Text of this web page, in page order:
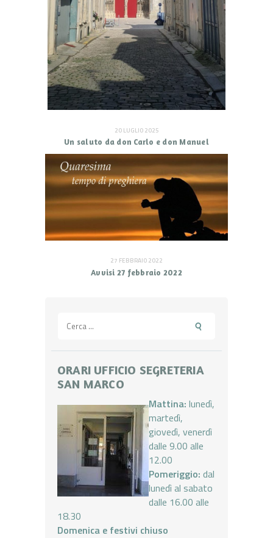
20 LUGLIO 2025
Un saluto da don Carlo e don Manuel
27 FEBBRAIO 2022
Avvisi 27 febbraio 2022
per:
ORARI UFFICIO SEGRETERIA
SAN MARCO
Mattina: lunedì,
martedì,
giovedì, venerdì
dalle 9.00 alle
12.00
Pomeriggio: dal
lunedì al sabato
dalle 16.00 alle
18.30
Domenica e festivi chiuso